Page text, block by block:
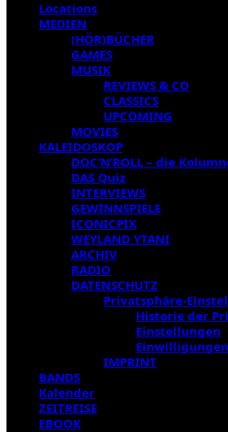
Locations
MEDIEN
(HÖR)BÜCHER
GAMES
MUSIK
REVIEWS & CO
CLASSICS
UPCOMING
MOVIES
KALEIDOSKOP
DOC’N’ROLL – die
DAS Quiz
INTERVIEWS
GEWINNSPIELE
ICONICPIX
WEYLAND YTANI
ARCHIV
RADIO
DATENSCHUTZ
Privatsphäre-
Historie der
Einstellungen
IMPRINT
BANDS
Kalender
ZEITREISE
EBOOK